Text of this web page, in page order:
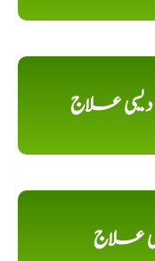
دیسی علاج
علاج